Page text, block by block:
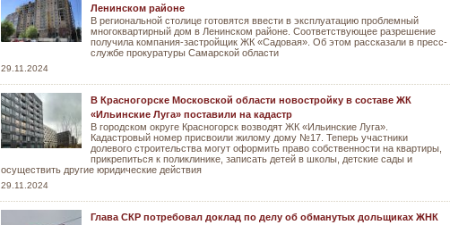
Ленинском районе
В региональной столице готовятся ввести в эксплуатацию проблемный
многоквартирный дом в Ленинском районе. Соответствующее разрешение
получила компания-застройщик ЖК «Садовая». Об этом рассказали в пресс-
службе прокуратуры Самарской области
29.11.2024
В Красногорске Московской области новостройку в составе ЖК
«Ильинские Луга» поставили на кадастр
В городском округе Красногорск возводят ЖК «Ильинские Луга».
Кадастровый номер присвоили жилому дому №17. Теперь участники
долевого строительства могут оформить право собственности на квартиры,
прикрепиться к поликлинике, записать детей в школы, детские сады и
осуществить другие юридические действия
29.11.2024
Глава СКР потребовал доклад по делу об обманутых дольщиках ЖНК